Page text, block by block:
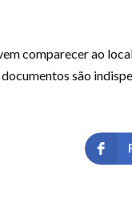
comparecer ao
são